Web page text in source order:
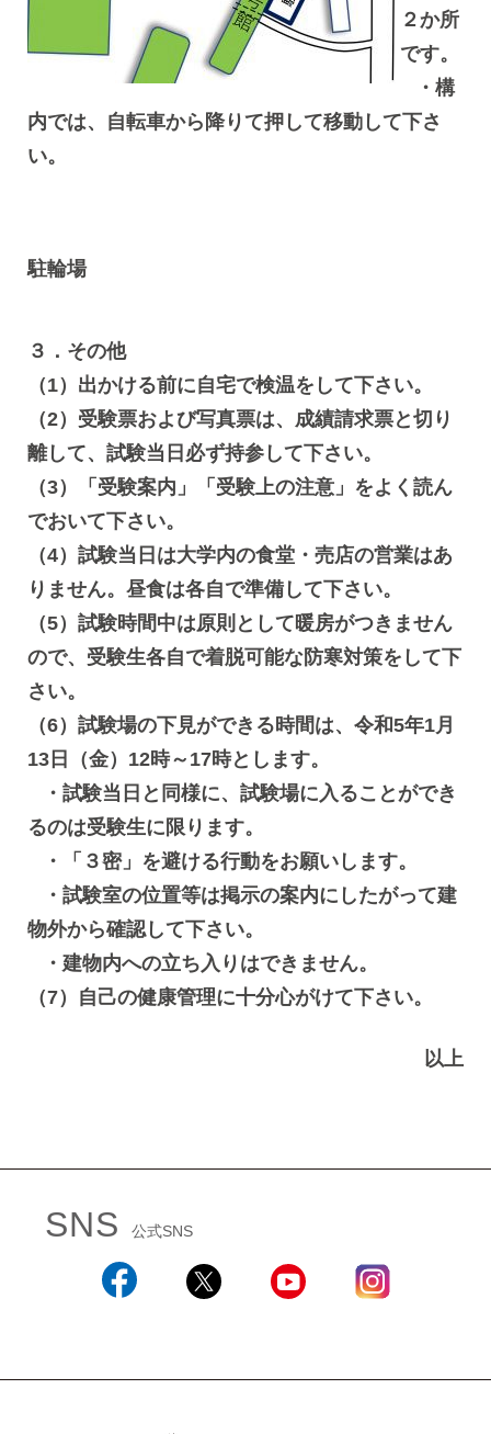
２か所
です。
・構
内では、自転車から降りて押して移動して下さ
い。
駐輪場
３．その他
（1）出かける前に自宅で検温をして下さい。
（2）受験票および写真票は、成績請求票と切り
離して、試験当日必ず持参して下さい。
（3）「受験案内」「受験上の注意」をよく読ん
でおいて下さい。
（4）試験当日は大学内の食堂・売店の営業はあ
りません。昼食は各自で準備して下さい。
（5）試験時間中は原則として暖房がつきません
ので、受験生各自で着脱可能な防寒対策をして下
さい。
（6）試験場の下見ができる時間は、令和5年1月
13日（金）12時～17時とします。
・試験当日と同様に、試験場に入ることができ
るのは受験生に限ります。
・「３密」を避ける行動をお願いします。
・試験室の位置等は掲示の案内にしたがって建
物外から確認して下さい。
・建物内への立ち入りはできません。
（7）自己の健康管理に十分心がけて下さい。
以上
SNS 公式SNS